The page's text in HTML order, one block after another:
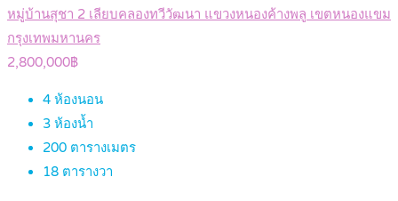
หมู่บ้านสุชา 2 เลียบคลองทวีวัฒนา แขวงหนองค้างพลู เขตหนองแขม
กรุงเทพมหานคร
2,800,000฿
4 ห้องนอน
3 ห้องน้ำ
200 ตารางเมตร
18 ตารางวา